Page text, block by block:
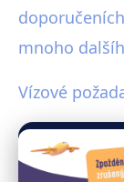
mnoho
Vízové